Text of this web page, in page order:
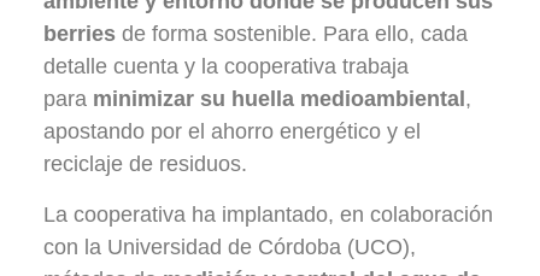
berriesde forma sostenible. Para ello, cada
detalle cuenta y la cooperativa trabaja
para minimizar su huella medioambiental ,
apostando por el ahorro energético y el
reciclaje de residuos.
La cooperativa ha implantado, en colaboración
con la Universidad de Córdoba (UCO),